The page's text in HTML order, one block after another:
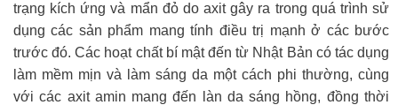
trạng kích ứng và mẩn đỏ do axit gây ra trong quá trình sử
dụng các sản phẩm mang tính điều trị mạnh ở các bước
trước đó. Các hoạt chất bí mật đến từ Nhật Bản có tác dụng
làm mềm mịn và làm sáng da một cách phi thường, cùng
với các axit amin mang đến làn da sáng hồng, đồng thời